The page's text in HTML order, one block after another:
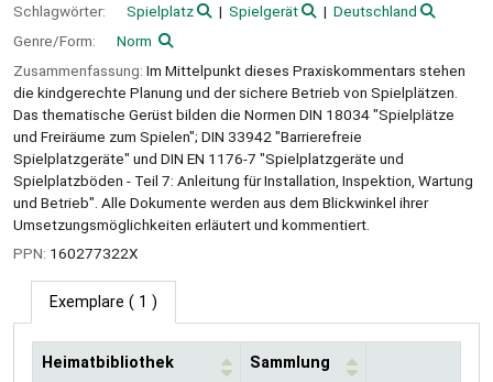
Schlagwörter:
Spielplatz Spielgerät
Deutschland
Genre/Form:
Norm
Zusammenfassung: Im Mittelpunkt dieses Praxiskommentars stehen
die kindgerechte Planung und der sichere Betrieb von Spielplätzen.
Das thematische Gerüst bilden die Normen DIN 18034 "Spielplätze
und Freiräume zum Spielen"; DIN 33942 "Barrierefreie
Spielplatzgeräte" und DIN EN 1176-7 "Spielplatzgeräte und
Spielplatzböden - Teil 7: Anleitung für Installation, Inspektion, Wartung
und Betrieb". Alle Dokumente werden aus dem Blickwinkel ihrer
Umsetzungsmöglichkeiten erläutert und kommentiert.
PPN: 160277322X
Exemplare ( 1 )
Heimatbibliothek Sammlung